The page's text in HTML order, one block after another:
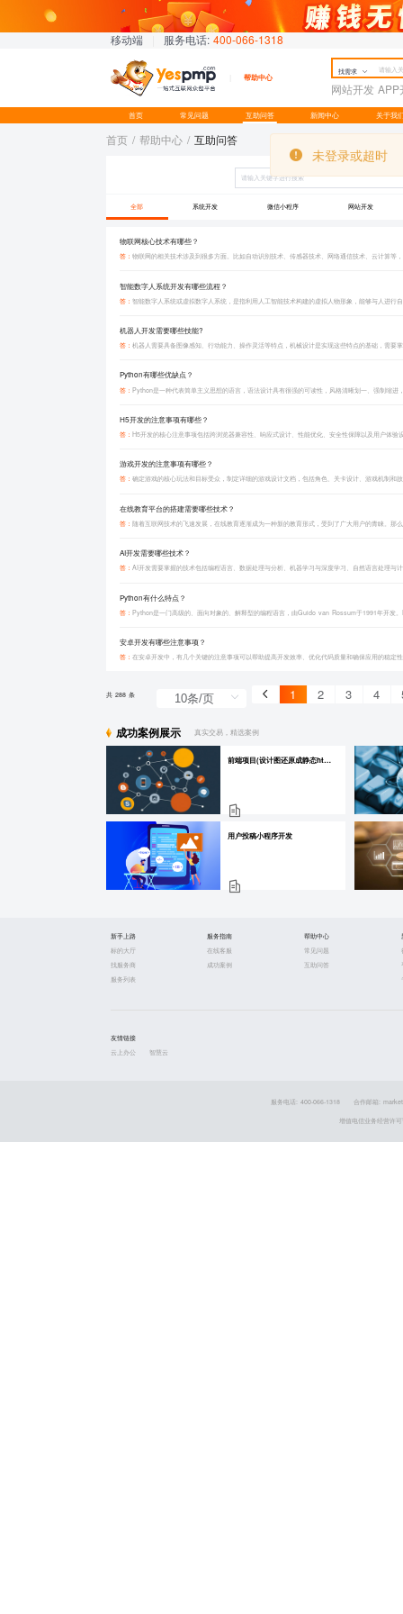
移动端 服务电话:400-066-1318
帮助中心
找需求
网站开发 APP
首页 常见问题 互助问答 新闻中心 关于我
首页 / 帮助中心 / 互助问答
全部 系统开发 微信小程序 网站开发
物联网核心技术有哪些？
答：
智能数字人系统开发有哪些流程？
答： 智能数字人系统或虚拟数字人系统，是指利用人工智能技术构建的虚拟人物形象，能够与人进
机器人开发需要哪些技能?
答：
Python有哪些优缺点？
答：
H5开发的注意事项有哪些？
答：
‌游戏开发的注意事项有哪些？
答：
在线教育平台的搭建需要哪些技术？
答：
‌AI开发需要哪些技术？
答：
Python有什么特点？
答：
安卓开发有哪些注意事项？
答： 在安卓开发中，有几个关键的注意事项可以帮助提高开发效率、优化代码质量和确保应用的稳
共 288 条 1 2 3 4
成功案例展示 真实交易，精选案例
前端项目(设计图还原成静态html页)
用户投稿小程序开发
新手上路
标的大厅
找服务商
服务列表
服务指南
在线客服
成功案例
帮助中心
常见问题
互助问答
友情链接
云上办公
智慧云
服务电话: 400-066-1318 合作邮箱:
增值电信业务经营许
未登录或超时
未登录或超时